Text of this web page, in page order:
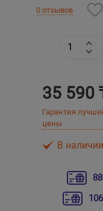
0 отзывов
35 590
Гарантия
цены
В наличии
Шымкент
Экибастуз